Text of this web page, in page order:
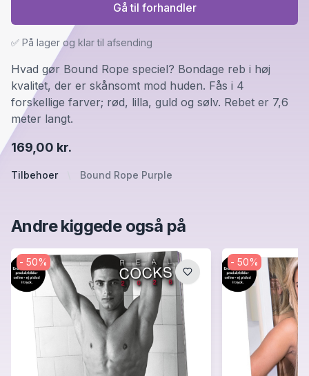
Tilbehoer Bound Rope Purple
169,00 kr.
Hvad gør Bound Rope speciel? Bondage reb i høj
kvalitet, der er skånsomt mod huden. Fås i 4
forskellige farver; rød, lilla, guld og sølv. Rebet er 7,6
meter langt.
✅ På lager og klar til afsending
Gå til forhandler
Andre kiggede også på
- 50% - 50%